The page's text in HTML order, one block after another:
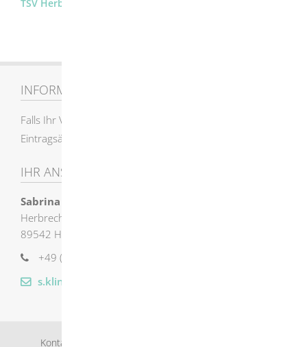
TSV Herbrechtingen
INFORMATIONEN
Falls Ihr Verein nicht enthalten ist, oder
Eintragsänderungen erwünscht werden, mailen Sie uns !
IHR ANSPRECHPARTNER
Sabrina
Herbrechtinger Straße 8
89542 Herbrechtingen
+49 (73
s.kling@herbrechtingen.de
Kontakt